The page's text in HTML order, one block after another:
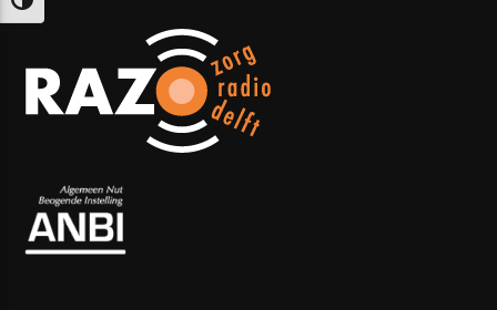
Keuze voor hoog contrast